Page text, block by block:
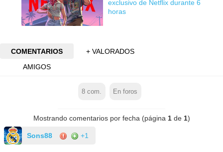
exclusivo de Netflix durante 6
horas
COMENTARIOS
+ VALORADOS
AMIGOS
8 com. En foros
Mostrando comentarios por fecha (página 1de 1)
Sons88 +1